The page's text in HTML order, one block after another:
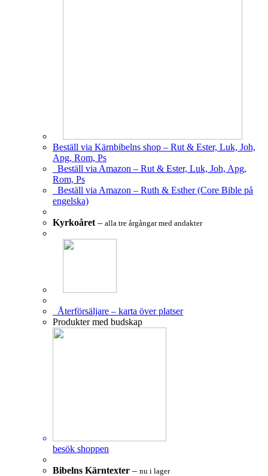
Beställ via Kärnbibelns shop – Rut & Ester, Luk, Joh,
Apg, Rom, Ps
Beställ via Amazon – Rut & Ester, Luk, Joh, Apg,
Rom, Ps
Beställ via Amazon – Ruth & Esther (Core Bible på
engelska)
Kyrkoåret – alla tre årgångar med andakter
Återförsäljare – karta över platser
Produkter med budskap
besök shoppen
Bibelns Kärntexter – nu i lager